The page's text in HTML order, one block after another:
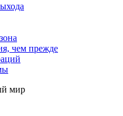
чем прежде
мир